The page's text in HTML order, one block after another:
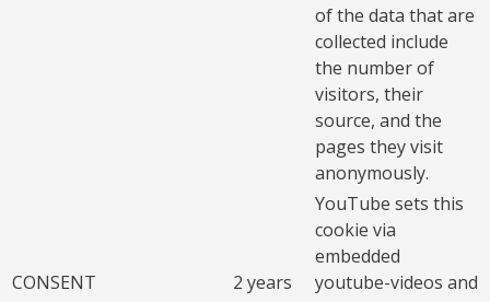
of the data that are
collected include
the number of
visitors, their
source, and the
pages they visit
anonymously.
CONSENT 2 years
YouTube sets this
cookie via
embedded
youtube-videos and